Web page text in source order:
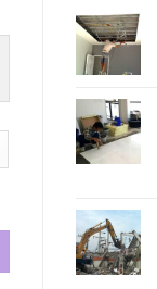
กซ์ชิลด์ ฮีทบล็อค